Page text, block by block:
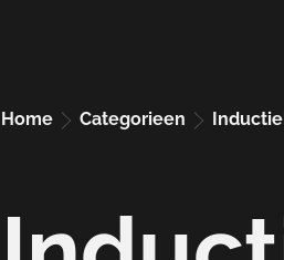
Home categorieen